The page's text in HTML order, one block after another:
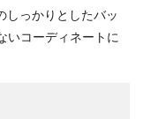
しっかりとしたバッ
いコーディネートに